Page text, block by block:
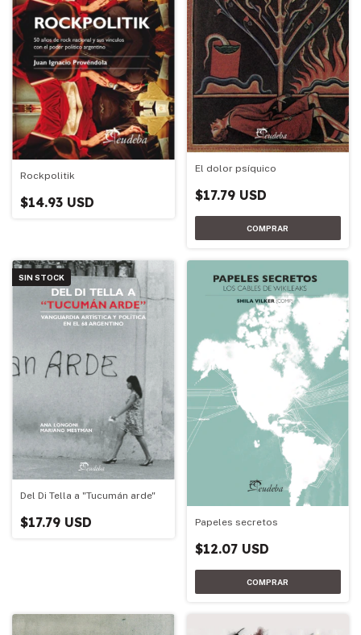
Rockpolitik
$14.93 USD
El dolor psíquico
$17.79 USD
SIN STOCK
Del Di Tella a "Tucumán arde"
$17.79 USD Papeles secretos
$12.07 USD